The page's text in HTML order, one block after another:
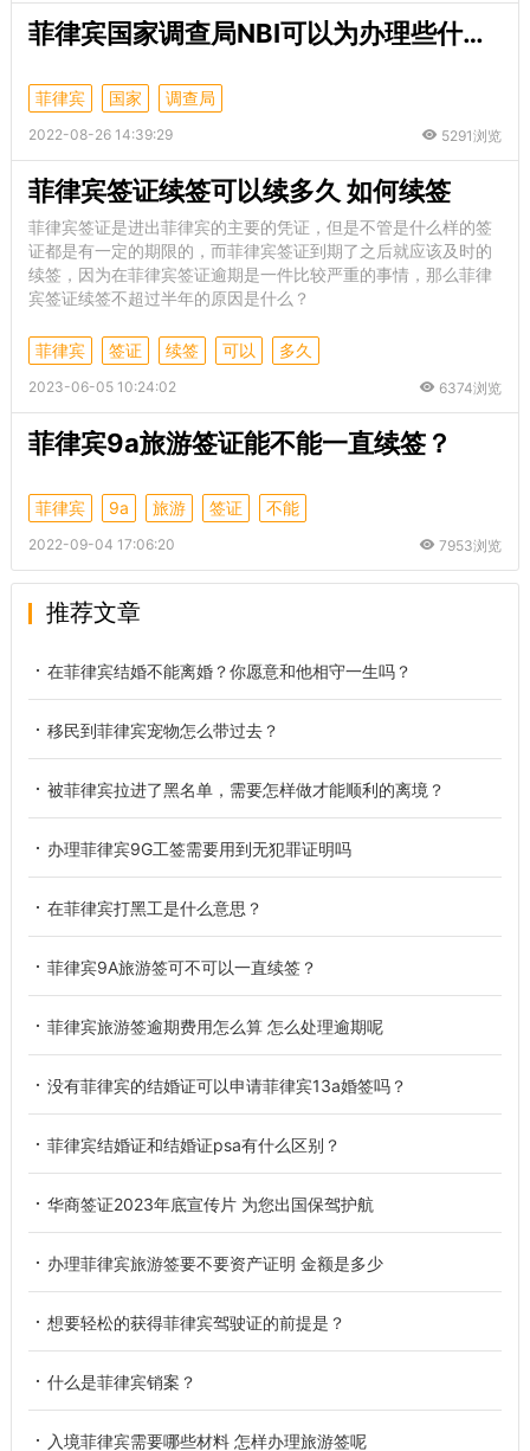
菲律宾国家调查局NBI可以为办理些什么？
菲律宾 国家 调查局
2022-08-26 14:39:29 5291浏览
菲律宾签证续签可以续多久 如何续签
菲律宾签证是进出菲律宾的主要的凭证，但是不管是什么样的签
证都是有一定的期限的，而菲律宾签证到期了之后就应该及时的
续签，因为在菲律宾签证逾期是一件比较严重的事情，那么菲律
宾签证续签不超过半年的原因是什么？
菲律宾 签证 续签 可以 多久
2023-06-05 10:24:02 6374浏览
菲律宾9a旅游签证能不能一直续签？
菲律宾 9a 旅游 签证 不能
2022-09-04 17:06:20 7953浏览
推荐文章
在菲律宾结婚不能离婚？你愿意和他相守一生吗？
移民到菲律宾宠物怎么带过去？
被菲律宾拉进了黑名单，需要怎样做才能顺利的离境？
办理菲律宾9G工签需要用到无犯罪证明吗
在菲律宾打黑工是什么意思？
菲律宾9A旅游签可不可以一直续签？
菲律宾旅游签逾期费用怎么算 怎么处理逾期呢
没有菲律宾的结婚证可以申请菲律宾13a婚签吗？
菲律宾结婚证和结婚证psa有什么区别？
华商签证2023年底宣传片 为您出国保驾护航
办理菲律宾旅游签要不要资产证明 金额是多少
想要轻松的获得菲律宾驾驶证的前提是？
什么是菲律宾销案？
入境菲律宾需要哪些材料 怎样办理旅游签呢